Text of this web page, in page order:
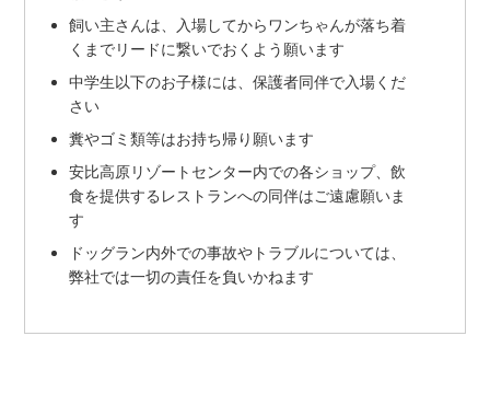
飼い主さんは、入場してからワンちゃんが落ち着
くまでリードに繋いでおくよう願います
中学生以下のお子様には、保護者同伴で入場くだ
さい
糞やゴミ類等はお持ち帰り願います
安比高原リゾートセンター内での各ショップ、飲
食を提供するレストランへの同伴はご遠慮願いま
す
ドッグラン内外での事故やトラブルについては、
弊社では一切の責任を負いかねます